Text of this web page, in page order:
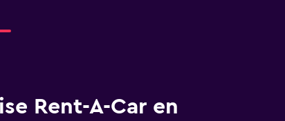
Rent-A-Car en